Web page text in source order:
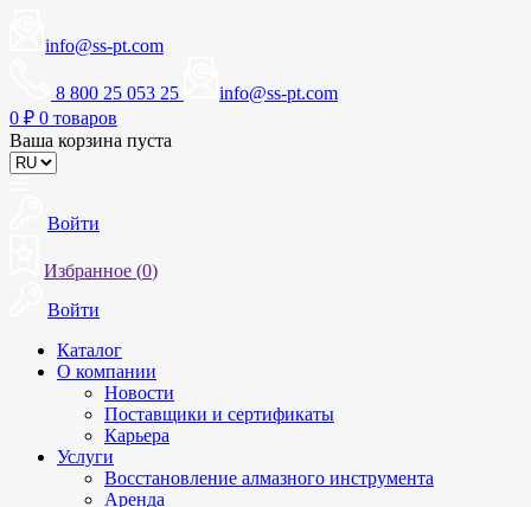
info@ss-pt.com
8 800 25 053 25
info@ss-pt.com
0 ₽ 0 товаров
Ваша корзина пуста
Войти
Избранное (0)
Войти
Каталог
О компании
Новости
Поставщики и сертификаты
Карьера
Услуги
Восстановление алмазного инструмента
Аренда